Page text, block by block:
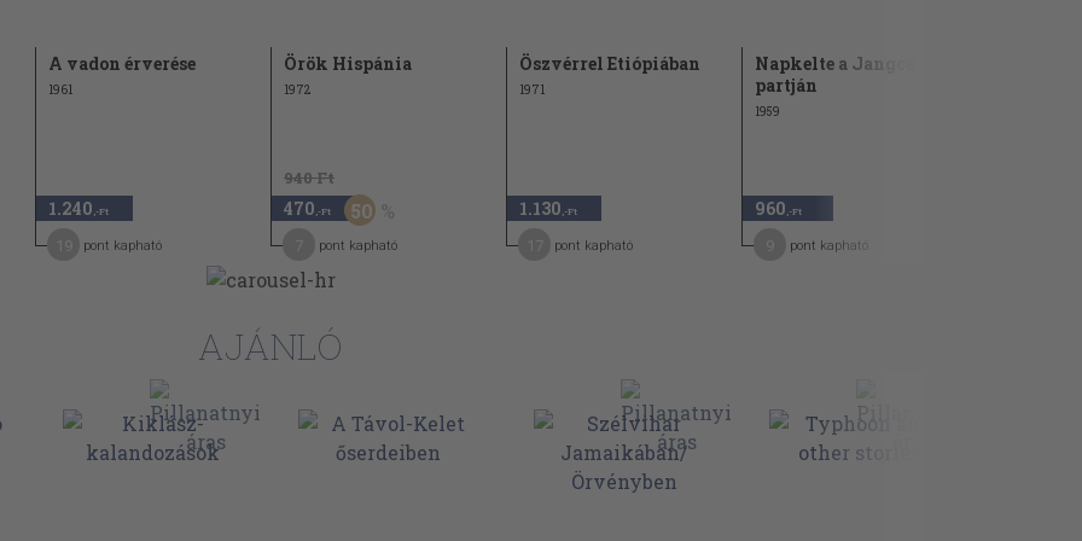
A vadon érverése
1961
1.240 ,-Ft
pont kapható
Örök Hispánia
1972
940 Ft
470 ,-Ft 50
pont kapható
Öszvérrel Etiópiában
1971
1.130 ,-Ft
pont kapható
Napkelte a Jangce
partján
1959
960 ,-Ft
pont kapható
AJÁNLÓ